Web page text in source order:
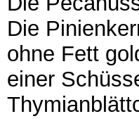
Die
ohne Fett
einer